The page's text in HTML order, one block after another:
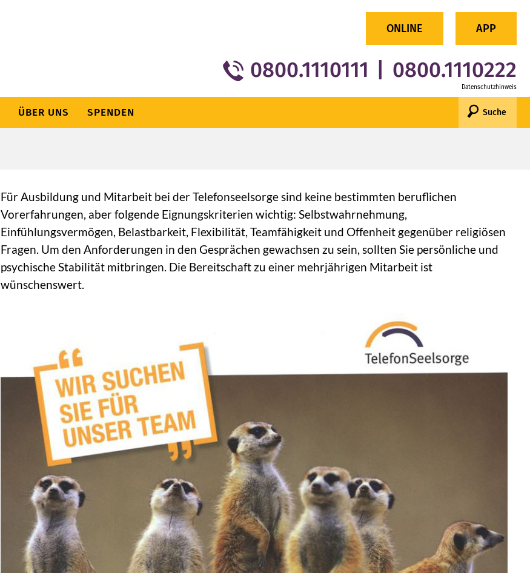
×
ONLINE APP
0800.1110111 0800.1110222
Datenschutzhinweis
ÜBER UNS SPENDEN Suche
Für Ausbildung und Mitarbeit bei der Telefonseelsorge sind keine bestimmten beruflichen
Vorerfahrungen, aber folgende Eignungskriterien wichtig: Selbstwahrnehmung,
Einfühlungsvermögen, Belastbarkeit, Flexibilität, Teamfähigkeit und Offenheit gegenüber religiösen
Fragen. Um den Anforderungen in den Gesprächen gewachsen zu sein, sollten Sie persönliche und
psychische Stabilität mitbringen. Die Bereitschaft zu einer mehrjährigen Mitarbeit ist
wünschenswert.